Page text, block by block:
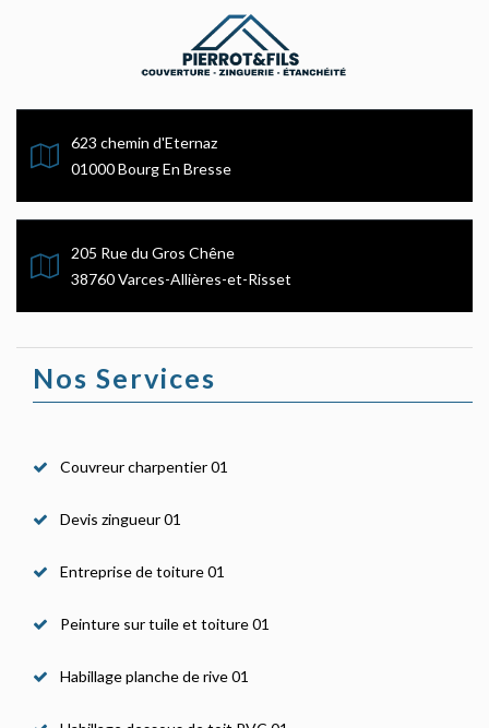
623 chemin d'Eternaz
01000 Bourg En Bresse
205 Rue du Gros Chêne
38760 Varces-Allières-et-Risset
Nos Services
Couvreur charpentier 01
Devis zingueur 01
Entreprise de toiture 01
Peinture sur tuile et toiture 01
Habillage planche de rive 01